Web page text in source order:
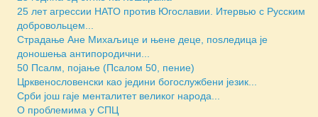
25 лет агрессии НАТО против Югославии. Итервью с Русским
добровольцем...
Страдање Ане Михаљице и њене деце, поsледица је
доношења антипородични...
50 Псалм, појање (Псалом 50, пение)
Црквенословенски као једини богослужбени језик...
Срби још гаје менталитет великог народа...
О проблемима у СПЦ